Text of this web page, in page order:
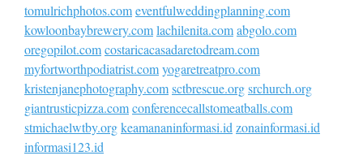
tomulrichphotos.comeventfulweddingplanning.com
kowloonbaybrewery.comlachilenita.comabgolo.com
oregopilot.comcostaricacasadaretodream.com
myfortworthpodiatrist.comyogaretreatpro.com
kristenjanephotography.comsctbrescue.orgsrchurch.org
giantrusticpizza.comconferencecallstomeatballs.com
stmichaelwtby.orgkeamananinformasi.id zonainformasi.id
informasi123.id